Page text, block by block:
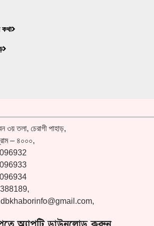
৩য় তলা, চেরাগী পাহাড়,
– ৪০০০,
dbkhaborinfo@gmail.com,